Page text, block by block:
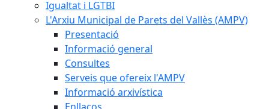
Igualtat i LGTBI
L'Arxiu Municipal de Parets del Vallès (AMPV)
Presentació
Informació general
Consultes
Serveis que ofereix l'AMPV
Informació arxivística